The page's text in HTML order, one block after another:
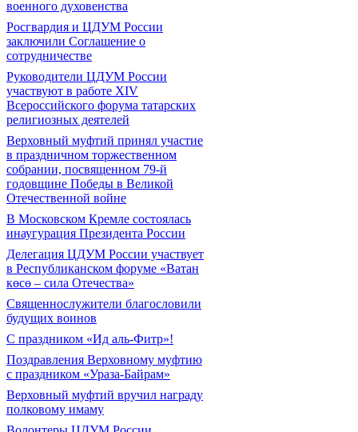
военного духовенства
Росгвардия и ЦДУМ России
заключили Соглашение о
сотрудничестве
Руководители ЦДУМ России
участвуют в работе XIV
Всероссийского форума татарских
религиозных деятелей
Верховный муфтий принял участие
в праздничном торжественном
собрании, посвященном 79-й
годовщине Победы в Великой
Отечественной войне
В Московском Кремле состоялась
инаугурация Президента России
Делегация ЦДУМ России участвует
в Республиканском форуме «Ватан
көсө – сила Отечества»
Священнослужители благословили
будущих воинов
С праздником «Ид аль-Фитр»!
Поздравления Верховному муфтию
с праздником «Ураза-Байрам»
Верховный муфтий вручил награду
полковому имаму